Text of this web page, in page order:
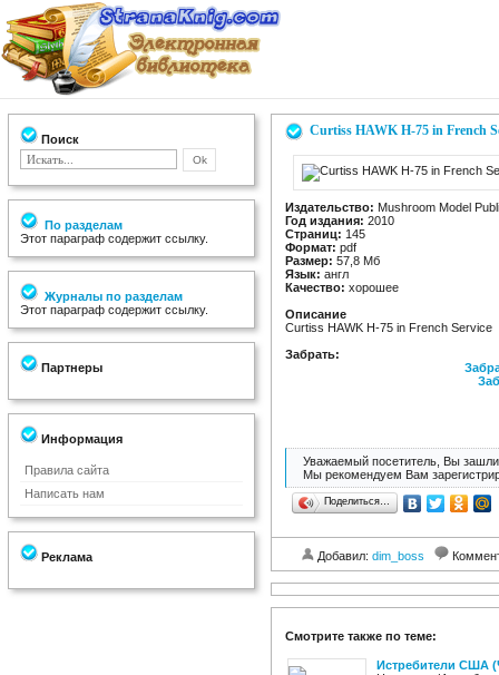
Поиск
По разделам
Этот параграф содержит ссылку.
Журналы по разделам
Этот параграф содержит ссылку.
Партнеры
Информация
Правила сайта
Написать нам
Реклама
Curtiss HAWK H-75 in French
Издательство: Mushroom Model
Год издания: 2010
Страниц: 145
Формат: pdf
Размер: 57,8 Мб
Язык: англ
Качество: хорошее
Описание
Curtiss HAWK H-75 in French Service
Забрать:
Уважаемый посетитель, Вы зашли
Мы рекомендуем Вам
Поделиться…
Добавил: dim_boss
Смотрите также по теме:
Истребители США